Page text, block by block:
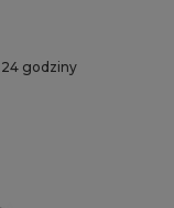
24 godziny